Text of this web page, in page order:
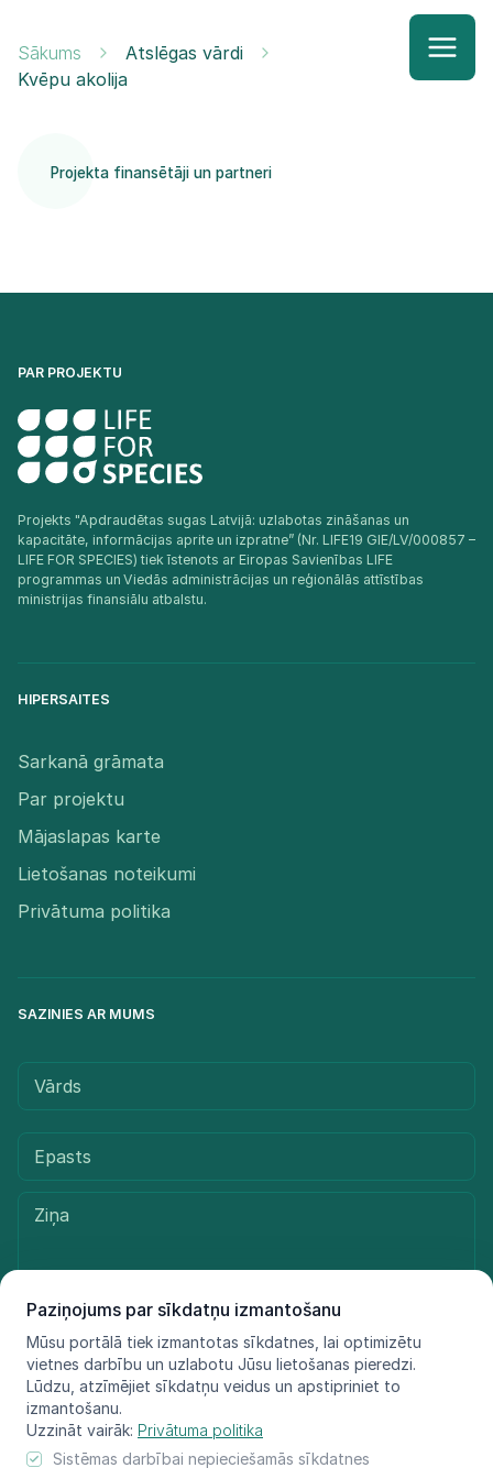
Paziņojums par sīkdatņu izmantošanu
Mūsu portālā tiek izmantotas sīkdatnes, lai optimizētu
vietnes darbību un uzlabotu Jūsu lietošanas pieredzi.
Lūdzu, atzīmējiet sīkdatņu veidus un apstipriniet to
izmantošanu.
Uzzināt vairāk: Privātuma politika
Sistēmas darbībai nepieciešamās sīkdatnes
Sākums
Atslēgas vārdi
Kvēpu akolija
Projekta finansētāji un partneri
PAR PROJEKTU
Projekts "Apdraudētas sugas Latvijā: uzlabotas zināšanas un
kapacitāte, informācijas aprite un izpratne” (Nr. LIFE19 GIE/LV/000857 –
LIFE FOR SPECIES) tiek īstenots ar Eiropas Savienības LIFE
programmas un Viedās administrācijas un reģionālās attīstības
ministrijas finansiālu atbalstu.​
HIPERSAITES
Sarkanā grāmata
Par projektu
Mājaslapas karte
Lietošanas noteikumi
Privātuma politika
SAZINIES AR MUMS
Sūtīt ziņu